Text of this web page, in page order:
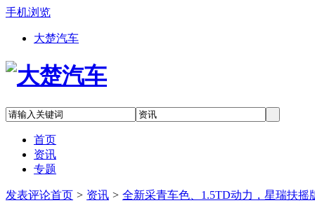
手机浏览
大楚汽车
首页
资讯
专题
发表评论首页 > 资讯 > 全新采青车色、1.5TD动力，星瑞扶摇